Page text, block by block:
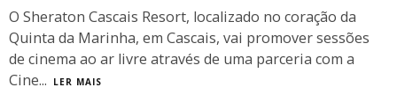
O Sheraton Cascais Resort, localizado no coração da
Quinta da Marinha, em Cascais, vai promover sessões
de cinema ao ar livre através de uma parceria com a
Cine... LER MAIS